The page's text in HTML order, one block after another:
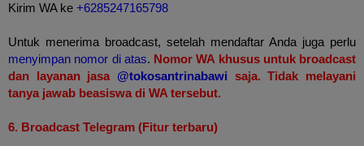
Kirim WA ke +6285247165798
Untuk menerima broadcast, setelah mendaftar Anda juga perlu
menyimpan nomor di atas. Nomor WA khusus untuk broadcast
dan layanan jasa @tokosantrinabawi saja. Tidak melayani
tanya jawab beasiswa di WA tersebut.
6. Broadcast Telegram (Fitur terbaru)